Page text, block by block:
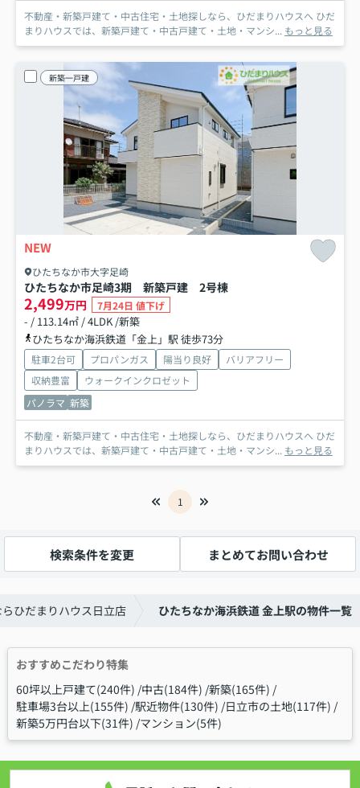
不動産・新築戸建て・中古住宅・土地探しなら、ひだまりハウスへ ひだ
まりハウスでは、新築戸建て・中古戸建て・土地・マンシ... もっと見る
新築一戸建
NEW
ひたちなか市大字足崎
ひたちなか市足崎3期 新築戸建 2号棟
2,499万円 7月24日 値下げ
- / 113.14㎡ / 4LDK /新築
ひたちなか海浜鉄道「金上」駅 徒歩73分
駐車2台可 プロパンガス 陽当り良好
バリアフリー
収納豊富
ウォークインクロゼット
パノラマ 新築
不動産・新築戸建て・中古住宅・土地探しなら、ひだまりハウスへ ひだ
まりハウスでは、新築戸建て・中古戸建て・土地・マンシ... もっと見る
1
検索条件を変更 まとめてお問い合わせ
ひだまりハウス日立店 ひたちなか海浜鉄道 金上駅の物件一覧
おすすめこだわり特集
60坪以上戸建て(240件) 中古(184件) 新築(165件)
駐車場3台以上(155件) 駅近物件(130件) 日立市の土地(117件)
新築5万円台以下(31件) マンション(5件)